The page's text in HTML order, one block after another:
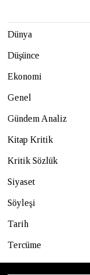
Dünya
Düşünce
Ekonomi
Genel
Gündem Analiz
Kitap Kritik
Kritik Sözlük
Siyaset
Söyleşi
Tarih
Tercüme